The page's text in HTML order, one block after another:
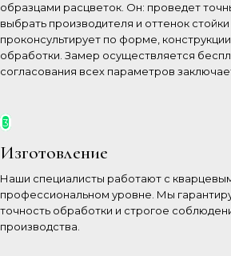
образцами расцветок. Он: проведет
выбрать производителя и оттенок
проконсультирует по форме,
обработки. Замер осуществляется
согласования всех параметров
3
Изготовление
Наши специалисты работают с
профессиональном уровне. Мы
точность обработки и строгое
производства.